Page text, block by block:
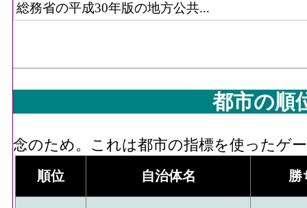
総務省の平成30年版の地方公共...
都市の順
念のため。これは都市の指標を使ったゲ
順位 自治体名 勝